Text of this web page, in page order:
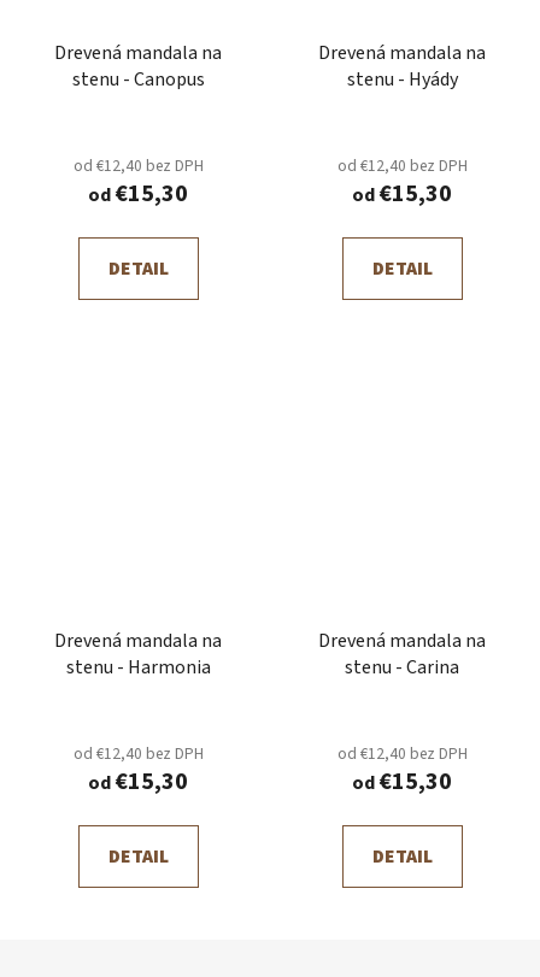
Drevená mandala na
stenu - Canopus
od €12,40 bez DPH
od€15,30
DETAIL
Drevená mandala na
stenu - Hyády
od €12,40 bez DPH
od€15,30
DETAIL
Drevená mandala na
stenu - Harmonia
od €12,40 bez DPH
od€15,30
DETAIL
Drevená mandala na
stenu - Carina
od €12,40 bez DPH
od€15,30
DETAIL